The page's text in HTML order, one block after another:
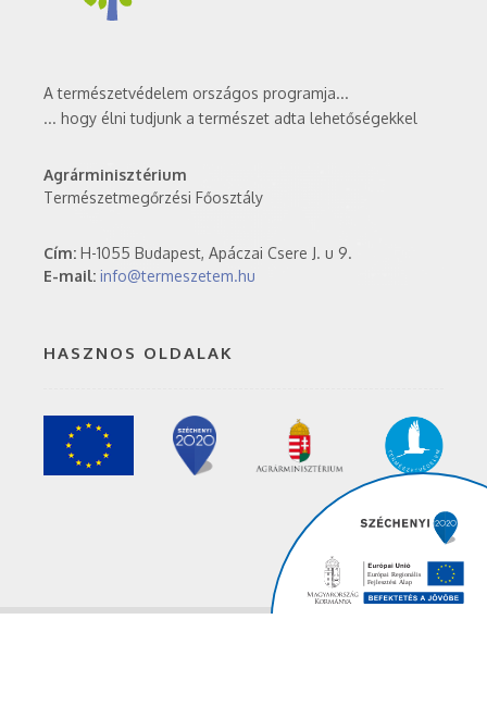
A természetvédelem országos programja...
... hogy élni tudjunk a természet adta lehetőségekkel
Agrárminisztérium
Természetmegőrzési Főosztály
Cím: H-1055 Budapest, Apáczai Csere J. u 9.
E-mail: info@termeszetem.hu
HASZNOS OLDALAK